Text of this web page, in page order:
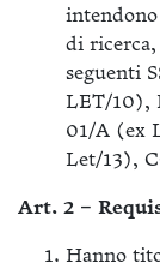
di ricerca,
seguenti
LET/10),
01/A (ex
Let/13),
Art. 2 –
Hanno